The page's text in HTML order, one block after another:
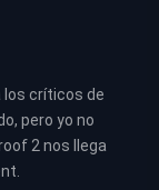
los críticos de
pero yo no
2 nos llega